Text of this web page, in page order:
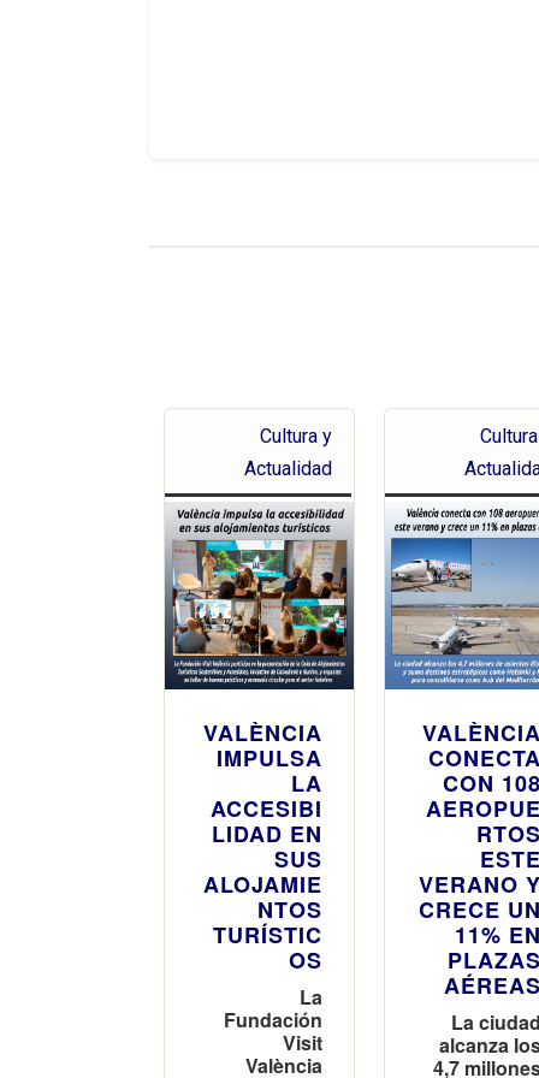
Cultura y
Actualidad
VALÈNCIA
IMPULSA
LA
ACCESIBI
LIDAD EN
SUS
ALOJAMIE
NTOS
TURÍSTIC
OS
La
Fundación
VALÈNCIA
CONECTA
CON 108
AEROPUE
RTOS
ESTE
VERANO Y
CRECE UN
11% EN
PLAZAS
AÉREAS
La